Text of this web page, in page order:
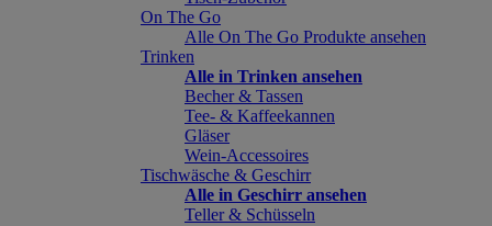
On The Go
Alle On The Go Produkte ansehen
Trinken
Alle in Trinken ansehen
Becher & Tassen
Tee- & Kaffeekannen
Gläser
Wein-Accessoires
Tischwäsche & Geschirr
Alle in Geschirr ansehen
Teller & Schüsseln